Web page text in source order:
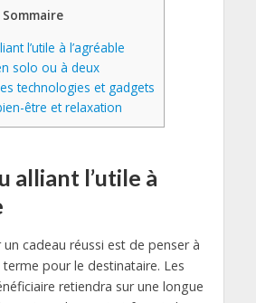
Sommaire
l’utile à l’agréable
solo ou à deux
technologies et gadgets
être et relaxation
alliant l’utile à
cadeau réussi est de penser à
pour le destinataire. Les
retiendra sur une longue